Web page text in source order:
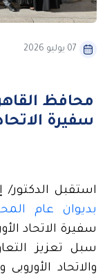
07 يوليو 2026
محافظ
سفيرة
استقبل الدكتور/
بديوان عام
سفيرة الاتحاد
سبل تعزيز
والاتحاد